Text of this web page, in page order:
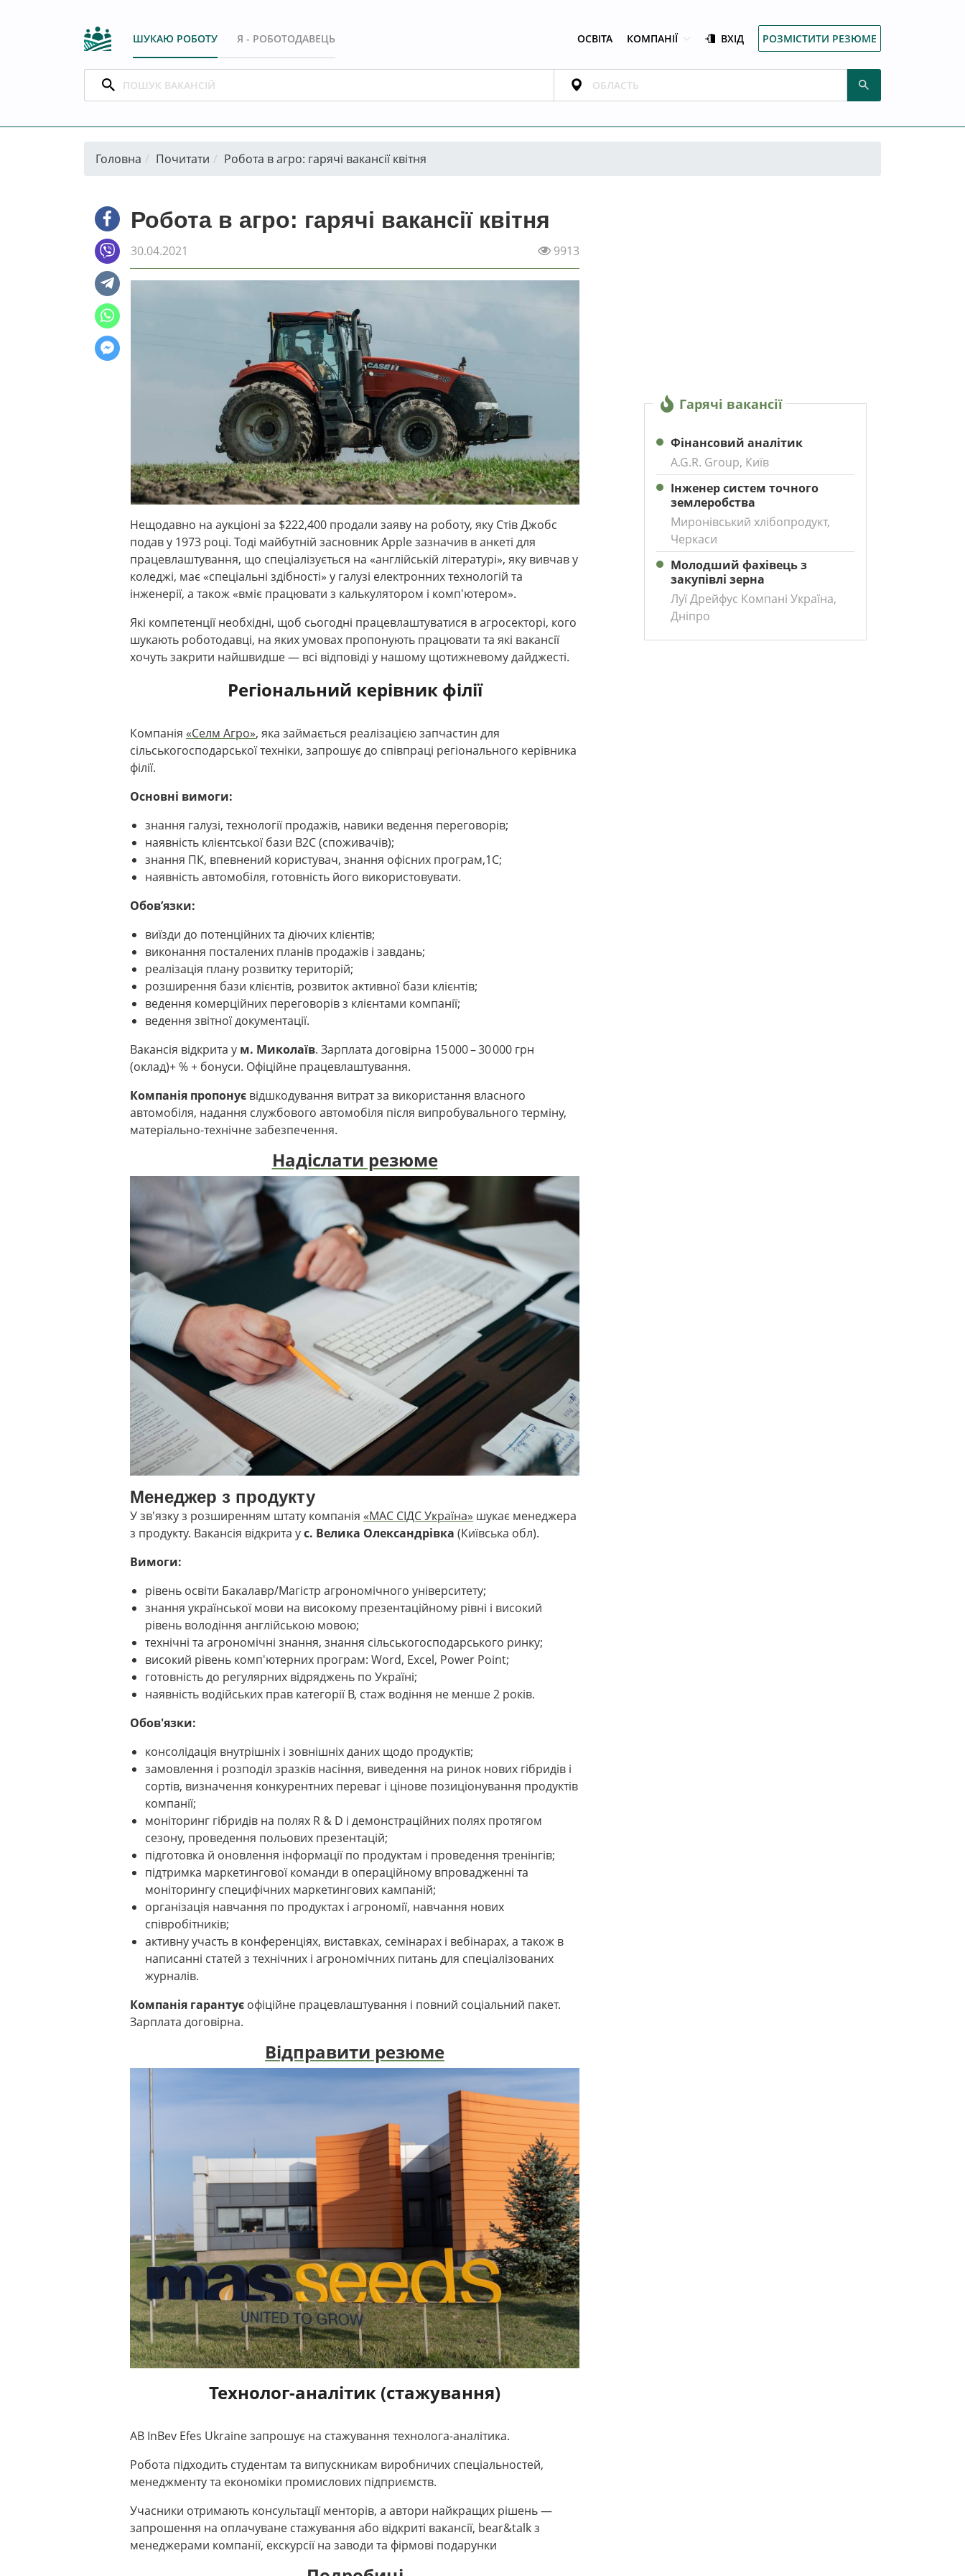
ШУКАЮ РОБОТУ Я - РОБОТОДАВЕЦЬ ОСВІТА КОМПАНІЇ ВХІД РОЗМІСТИТИ РЕЗЮМЕ
Головна Почитати Робота в агро: гарячі вакансії квітня
Робота в агро: гарячі вакансії квітня
30.04.2021 9913
Нещодавно на аукціоні за $222,400 продали заяву на роботу, яку Стів Джобс
подав у 1973 році. Тоді майбутній засновник Apple зазначив в анкеті для
працевлаштування, що спеціалізується на «англійській літературі», яку вивчав у
коледжі, має «спеціальні здібності» у галузі електронних технологій та
інженерії, а також «вміє працювати з калькулятором і комп'ютером».
Які компетенції необхідні, щоб сьогодні працевлаштуватися в агросекторі, кого
шукають роботодавці, на яких умовах пропонують працювати та які вакансії
хочуть закрити найшвидше — всі відповіді у нашому щотижневому дайджесті.
Регіональний керівник філії
Компанія «Селм Агро», яка займається реалізацією запчастин для
сільськогосподарської техніки, запрошує до співпраці регіонального керівника
філії.
Основні вимоги:
знання галузі, технології продажів, навики ведення переговорів;
наявність клієнтської бази B2C (споживачів);
знання ПК, впевнений користувач, знання офісних програм,1С;
наявність автомобіля, готовність його використовувати.
Обов’язки:
виїзди до потенційних та діючих клієнтів;
виконання посталених планів продажів і завдань;
реалізація плану розвитку територій;
розширення бази клієнтів, розвиток активної бази клієнтів;
ведення комерційних переговорів з клієнтами компанії;
ведення звітної документації.
Вакансія відкрита у м. Миколаїв. Зарплата договірна 15 000 – 30 000 грн
(оклад)+ % + бонуси. Офіційне працевлаштування.
Компанія пропонує відшкодування витрат за використання власного
автомобіля, надання службового автомобіля після випробувального терміну,
матеріально-технічне забезпечення.
Надіслати резюме
Менеджер з продукту
У зв'язку з розширенням штату компанія «МАС СІДС Україна» шукає менеджера
з продукту. Вакансія відкрита ус. Велика Олександрівка (Київська обл).
Вимоги:
рівень освіти Бакалавр/Магістр агрономічного університету;
знання української мови на високому презентаційному рівні і високий
рівень володіння англійською мовою;
технічні та агрономічні знання, знання сільськогосподарського ринку;
високий рівень комп'ютерних програм: Word, Excel, Power Point;
готовність до регулярних відряджень по Україні;
наявність водійських прав категорії B, стаж водіння не менше 2 років.
Обов'язки:
консолідація внутрішніх і зовнішніх даних щодо продуктів;
замовлення і розподіл зразків насіння, виведення на ринок нових гібридів і
сортів, визначення конкурентних переваг і цінове позиціонування продуктів
компанії;
моніторинг гібридів на полях R & D і демонстраційних полях протягом
сезону, проведення польових презентацій;
підготовка й оновлення інформації по продуктам і проведення тренінгів;
підтримка маркетингової команди в операційному впровадженні та
моніторингу специфічних маркетингових кампаній;
організація навчання по продуктах і агрономії, навчання нових
співробітників;
активну участь в конференціях, виставках, семінарах і вебінарах, а також в
написанні статей з технічних і агрономічних питань для спеціалізованих
журналів.
Компанія гарантує офіційне працевлаштування і повний соціальний пакет.
Зарплата договірна.
Відправити резюме
Технолог-аналітик (стажування)
AB InBev Efes Ukraine запрошує на стажування технолога-аналітика.
Робота підходить студентам та випускникам виробничих спеціальностей,
менеджменту та економіки промислових підприємств.
Учасники отримають консультації менторів, а автори найкращих рішень —
запрошення на оплачуване стажування або відкриті вакансії, bear&talk з
менеджерами компанії, екскурсії на заводи та фірмові подарунки
Гарячі вакансії
Фінансовий аналітик
A.G.R. Group, Київ
Інженер систем точного
землеробства
Миронівський хлібопродукт,
Черкаси
Молодший фахівець з
закупівлі зерна
Луї Дрейфус Компані Україна,
Дніпро